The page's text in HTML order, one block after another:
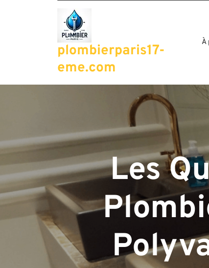
plombierparis17-
eme.com
À
Les